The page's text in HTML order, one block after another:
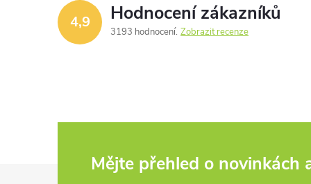
4,9 Hodnocení zákazníků
3193 hodnocení Zobrazit recenze
Mějte přehled o novinkách